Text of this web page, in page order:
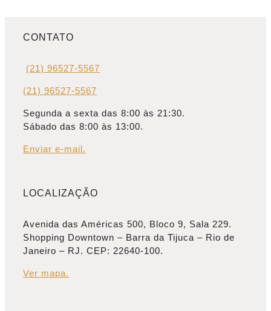
CONTATO
(21) 96527-5567
(21) 96527-5567
Segunda a sexta das 8:00 às 21:30.
Sábado das 8:00 às 13:00.
Enviar e-mail.
LOCALIZAÇÃO
Avenida das Américas 500, Bloco 9, Sala 229.
Shopping Downtown – Barra da Tijuca – Rio de
Janeiro – RJ. CEP: 22640-100.
Ver mapa.